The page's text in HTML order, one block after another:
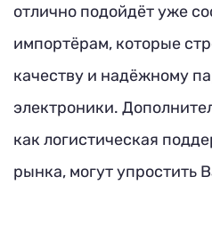
отлично подойдёт уже
импортёрам, которые
качеству и надёжному
электроники.
как логистическая
рынка, могут упростить